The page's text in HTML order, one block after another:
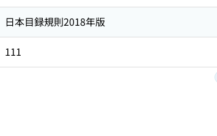
日本目録規則2018年版
111